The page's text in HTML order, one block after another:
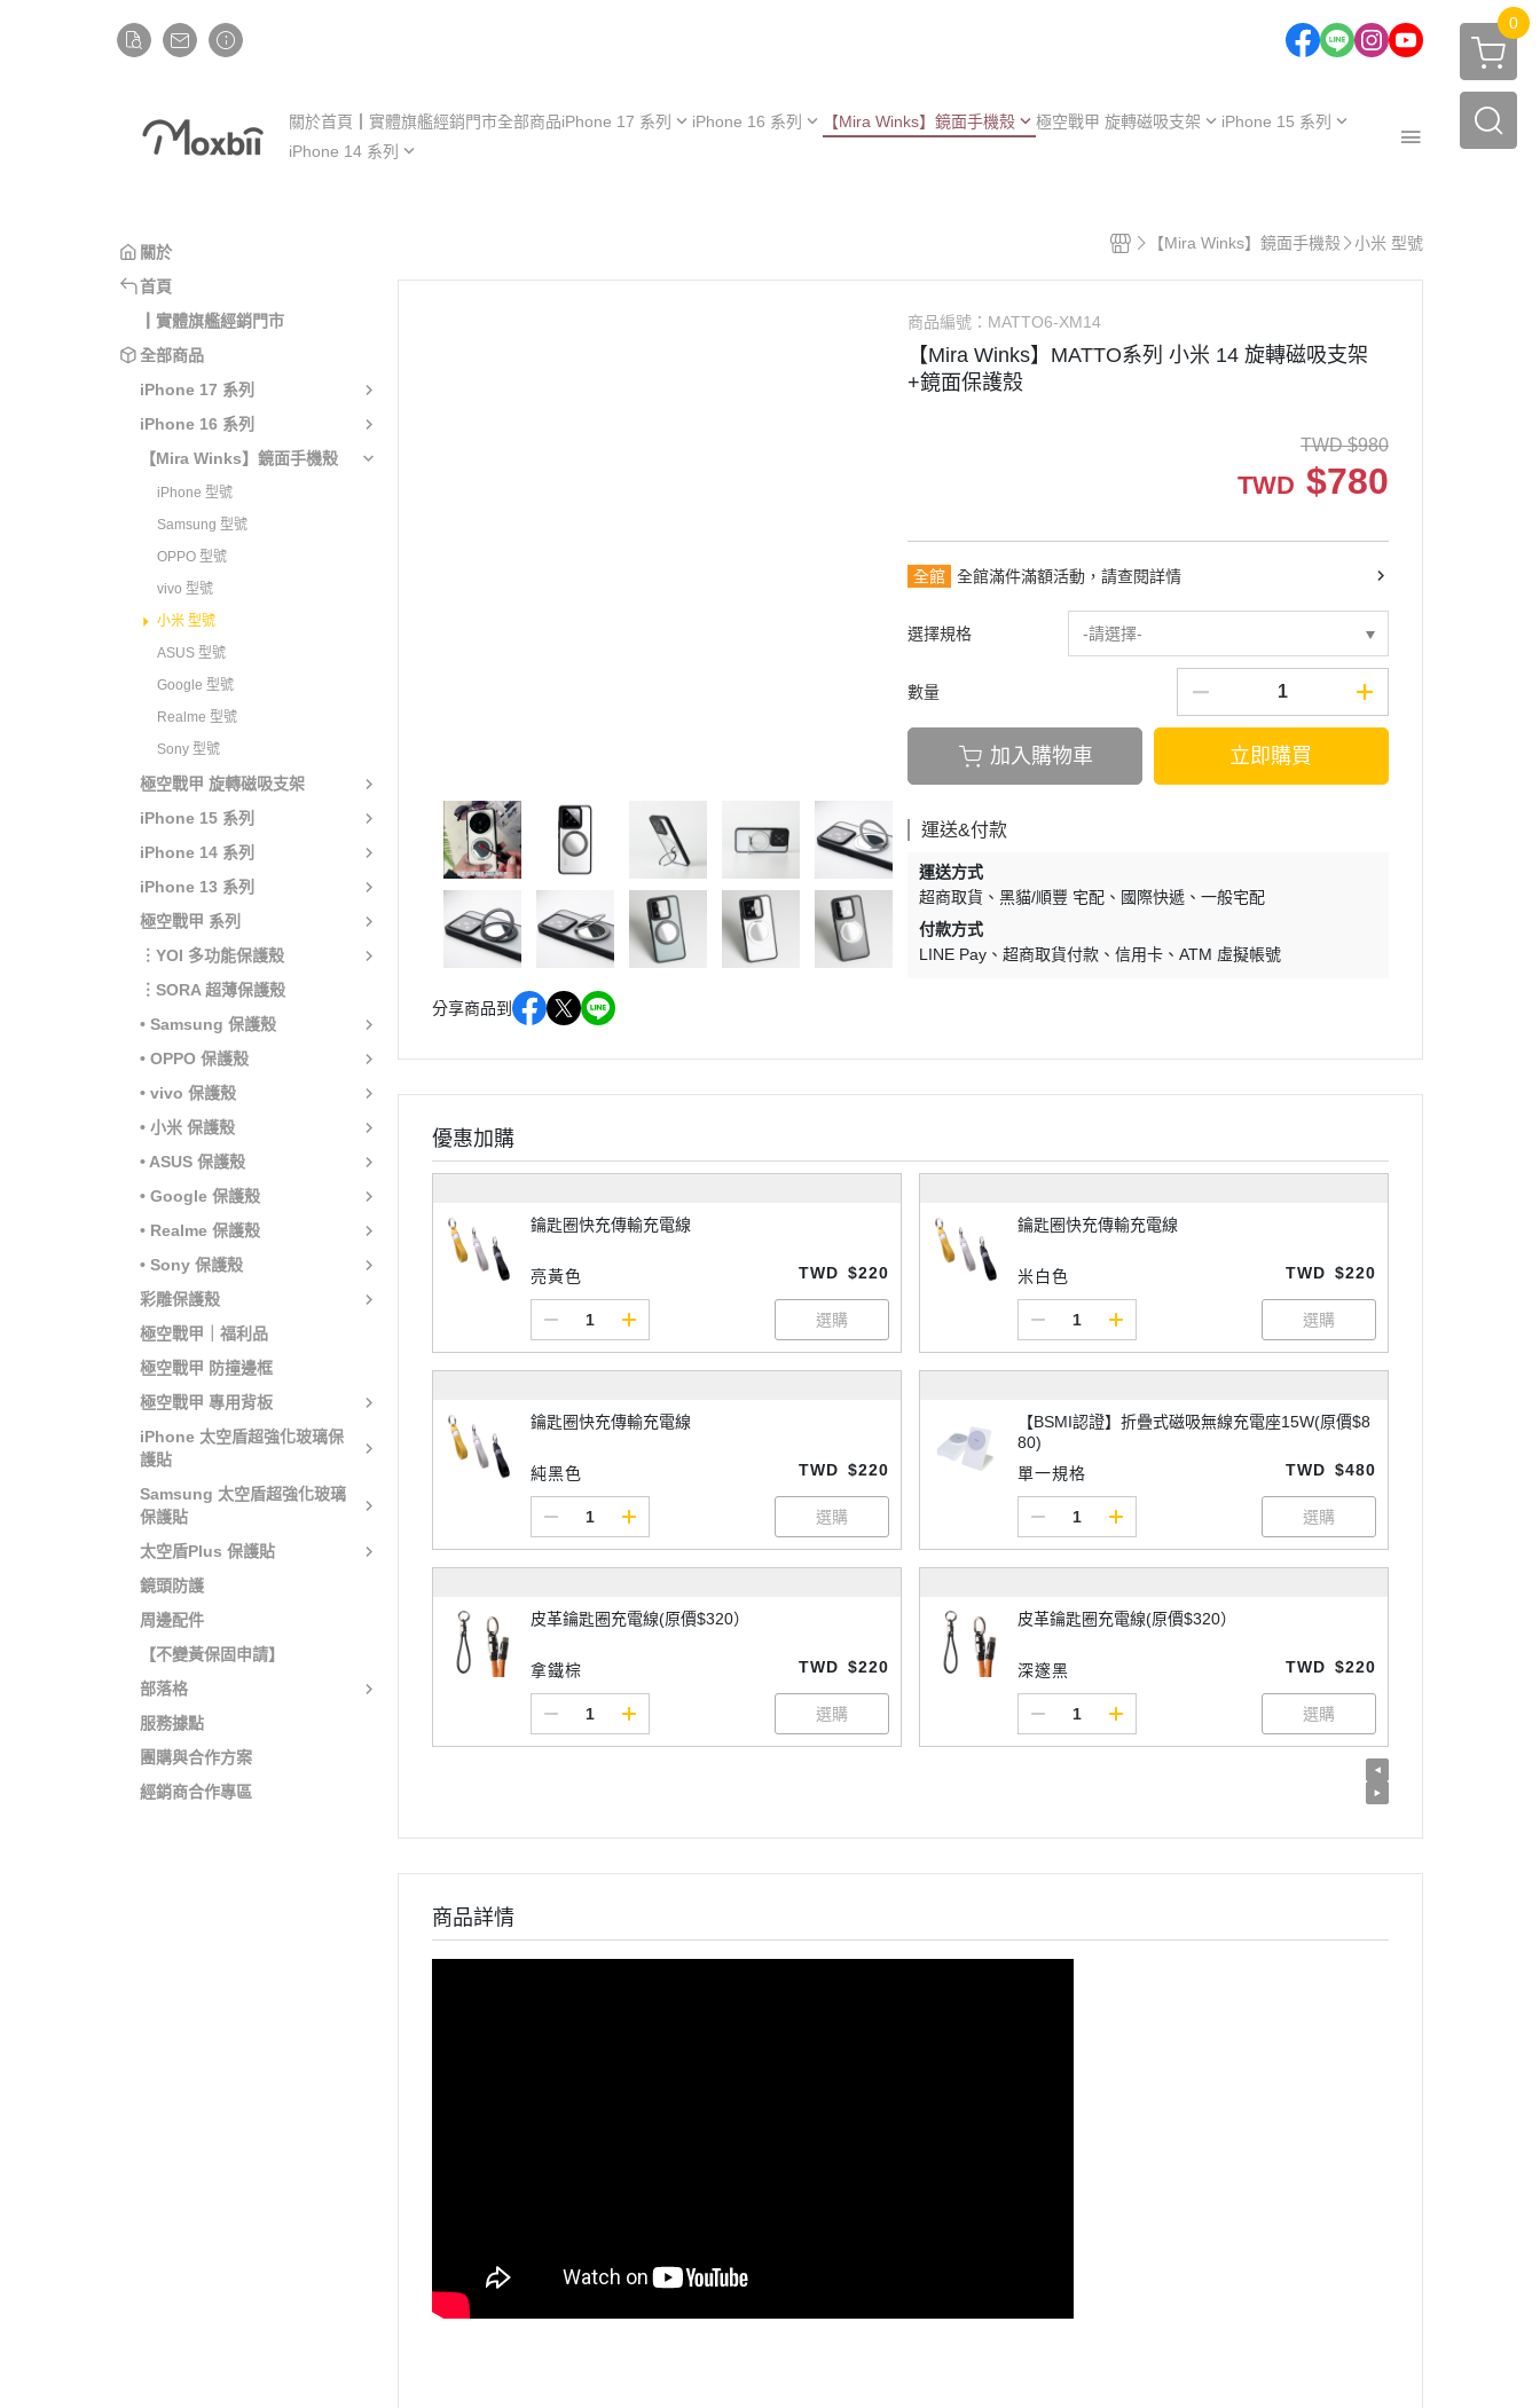
0
關於首頁 ┃實體旗艦經銷門市全部商品iPhone 17 系列 iPhone 16 系列 【Mira Winks】鏡面手機殼 極空戰甲 旋轉磁吸支架 iPhone 15 系列
iPhone 15 Pro
iPhone 14 系列
Android 保護殼
極空戰甲｜福利品
關於
首頁
┃實體旗艦經銷門市
全部商品
iPhone 17 系列
iPhone 16 系列
【Mira Winks】鏡面手機殼
iPhone 型號
Samsung 型號
OPPO 型號
vivo 型號
小米 型號
ASUS 型號
Google 型號
Realme 型號
Sony 型號
極空戰甲 旋轉磁吸支架
iPhone 15 系列
iPhone 14 系列
iPhone 13 系列
極空戰甲 系列
︙YOI 多功能保護殼
︙SORA 超薄保護殼
• Samsung 保護殼
• OPPO 保護殼
• vivo 保護殼
• 小米 保護殼
• ASUS 保護殼
• Google 保護殼
• Realme 保護殼
• Sony 保護殼
彩雕保護殼
極空戰甲｜福利品
極空戰甲 防撞邊框
極空戰甲 專用背板
iPhone 太空盾超強化玻璃保
護貼
Samsung 太空盾超強化玻璃
保護貼
太空盾Plus 保護貼
鏡頭防護
周邊配件
【不變黃保固申請】
部落格
服務據點
團購與合作方案
經銷商合作專區
【Mira Winks】鏡面手機殼 小米 型號
分享商品到
商品編號： MATTO6-XM14
【Mira Winks】MATTO系列 小米 14 旋轉磁吸支架
+鏡面保護殼
TWD $980
TWD $780
全館 全館滿件滿額活動，請查閱詳情
選擇規格 -請選擇-
數量
加入購物車 立即購買
運送&付款
運送方式
超商取貨
黑貓/順豐 宅配 國際快遞
一般宅配
付款方式
LINE Pay
超商取貨付款 信用卡 ATM 虛擬帳號
優惠加購
鑰匙圈快充傳輸充電線
亮黃色 TWD $220
鑰匙圈快充傳輸充電線
米白色 TWD $220
鑰匙圈快充傳輸充電線
純黑色 TWD $220
【BSMI認證】折疊式磁吸無線充電座15W(原價$8
80)
單一規格
TWD $480
皮革鑰匙圈充電線(原價$320）
拿鐵棕 TWD $220
皮革鑰匙圈充電線(原價$320）
深邃黑 TWD $220
商品詳情